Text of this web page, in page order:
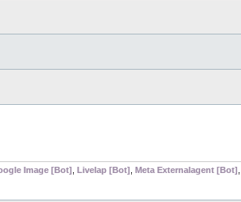
Image [Bot] Livelap [Bot] Meta Externalagent [Bot]